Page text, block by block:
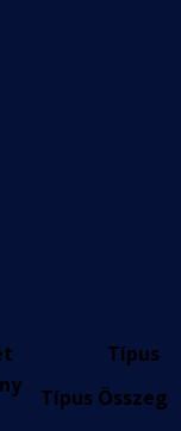
Típus
Típus Összeg